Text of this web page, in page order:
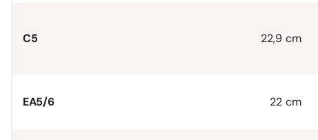
C5 22,9 cm
EA5/6 22 cm